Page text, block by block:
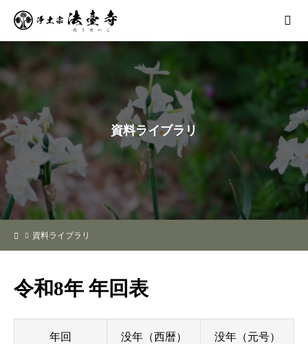
資料ライブラ リ
資料ライブラリ
令和8年 年回表
年回 没年（西暦） 没年（元号）